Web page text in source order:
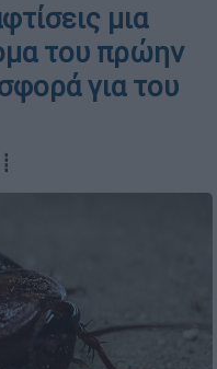
μια
του πρώην
για του